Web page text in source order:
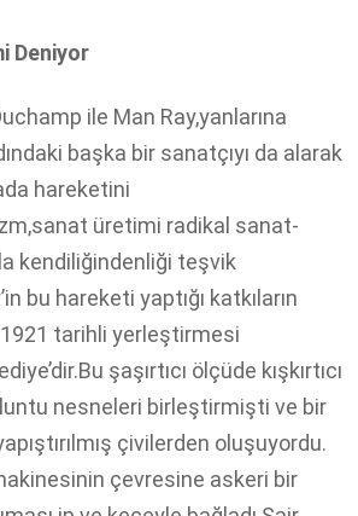
Deniyor
ile Man Ray,yanlarına
başka bir sanatçıyı da alarak
hareketini
üretimi radikal sanat-
kendiliğindenliği teşvik
bu hareketi yaptığı katkıların
tarihli yerleştirmesi
şaşırtıcı ölçüde kışkırtıcı
nesneleri birleştirmişti ve bir
çivilerden oluşuyordu.
çevresine askeri bir